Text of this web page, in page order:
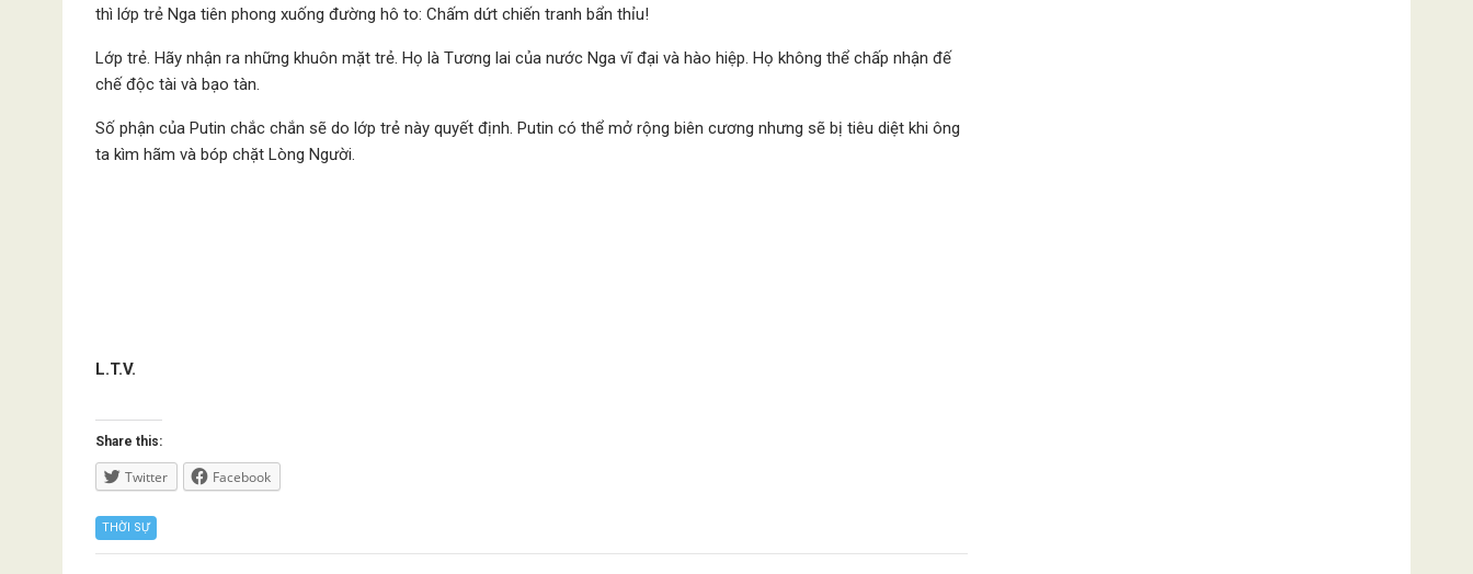
thì lớp trẻ Nga tiên phong xuống đường hô to: Chấm dứt chiến tranh bẩn thỉu!
Lớp trẻ. Hãy nhận ra những khuôn mặt trẻ. Họ là Tương lai của nước Nga vĩ đại và hào hiệp. Họ không thể chấp nhận đế
chế độc tài và bạo tàn.
Số phận của Putin chắc chắn sẽ do lớp trẻ này quyết định. Putin có thể mở rộng biên cương nhưng sẽ bị tiêu diệt khi ông
ta kìm hãm và bóp chặt Lòng Người.
L.T.V.
Share this:
Twitter Facebook
THỜI SỰ